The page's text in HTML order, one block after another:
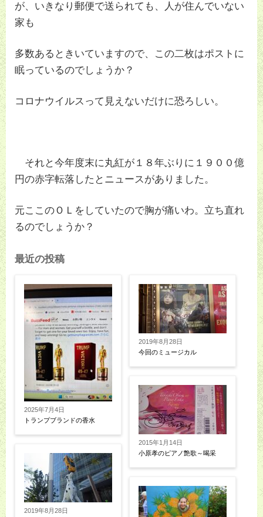
が、いきなり郵便で送られても、人が住んでいない
家も
多数あるときいていますので、この二枚はポストに
眠っているのでしょうか？
コロナウイルスって見えないだけに恐ろしい。
それと今年度末に丸紅が１８年ぶりに１９００億
円の赤字転落したとニュースがありました。
元ここのＯＬをしていたので胸が痛いわ。立ち直れ
るのでしょうか？
最近の投稿
2025年7月4日
トランプブランドの香水
2019年8月28日
2019年8月28日
今回のミュージカル
2015年1月14日
小原孝のピアノ艶歌～喝采